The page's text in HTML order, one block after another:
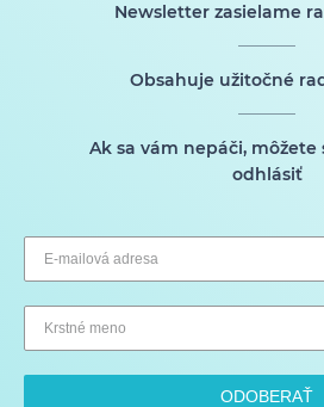
Newsletter zasielame
Obsahuje užitočné
Ak sa vám nepáči, môžete
odhlásiť
ODOBERAŤ